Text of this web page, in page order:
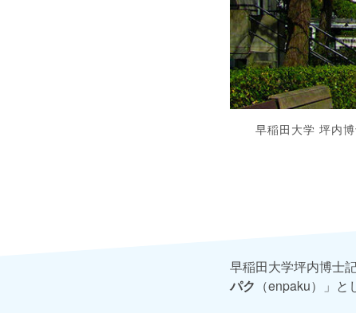
早稲田大学 坪内
早稲田大学坪内博士
パク （enpaku）」